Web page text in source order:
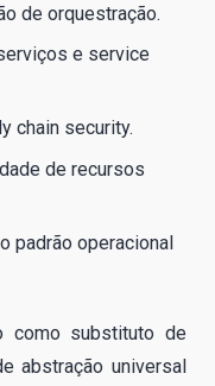
de orquestração.
e service
chain security.
de recursos
padrão operacional
como substituto de
abstração universal